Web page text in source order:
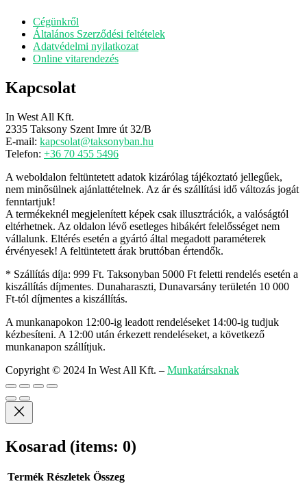
Cégünkről
Általános Szerződési feltételek
Adatvédelmi nyilatkozat
Online vitarendezés
Kapcsolat
In West All Kft.
2335 Taksony Szent Imre út 32/B
E-mail: kapcsolat@taksonyban.hu
Telefon: +36 70 455 5496
A weboldalon feltüntetett adatok kizárólag tájékoztató jellegűek,
nem minősülnek ajánlattételnek. Az ár és szállítási idő változás jogát
fenntartjuk!
A termékeknél megjelenített képek csak illusztrációk, a valóságtól
eltérhetnek. Az oldalon lévő esetleges hibákért felelősséget nem
vállalunk. Eltérés esetén a gyártó által megadott paraméterek
érvényesek! A feltüntetett árak bruttóban értendők.
* Szállítás díja: 999 Ft. Taksonyban 5000 Ft feletti rendelés esetén a
kiszállítás díjmentes. Dunaharaszti, Dunavarsány területén 10 000
Ft-tól díjmentes a kiszállítás.
A munkanapokon 12:00-ig leadott rendeléseket 14:00-ig tudjuk
kézbesíteni. A 12:00 után érkezett rendeléseket, a következő
munkanapon szállítjuk.
Copyright © 2024 In West All Kft. – Munkatársaknak
Kosarad (items: 0)
Termék Részletek Összeg